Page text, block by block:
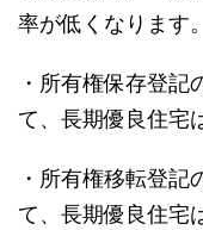
率が低くなります。
・所有権保存登記
て、長期優良住宅
・所有権移転登記
て、長期優良住宅